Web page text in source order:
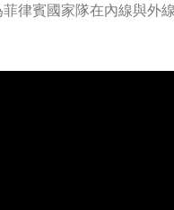
律賓國家隊在內線與外